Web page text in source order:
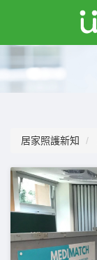
居家照護新知